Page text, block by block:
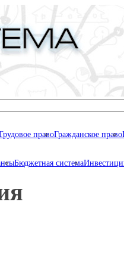
правоГражданское право
Бюджетная система